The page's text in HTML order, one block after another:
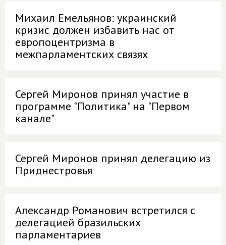
Михаил Емельянов: украинский
кризис должен избавить нас от
европоцентризма в
межпарламентских связях
Сергей Миронов принял участие в
программе "Политика" на "Первом
канале"
Сергей Миронов принял делегацию из
Приднестровья
Александр Романович встретился с
делегацией бразильских
парламентариев